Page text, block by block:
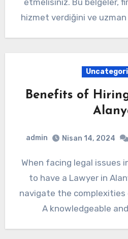
etmelisiniz. Bu belgeler,
hizmet verdiğini ve
Benefits of
admin Nisan 14, 2024
When facing legal issues in Alanya, it is crucial
to have a Lawyer in
navigate the
A knowledgeable